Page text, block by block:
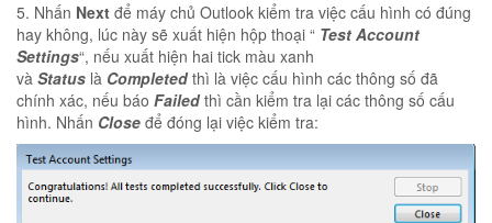
5. Nhấn Next để máy chủ Outlook kiểm tra việc cấu hình có đúng
hay không, lúc này sẽ xuất hiện hộp thoại “ Test Account
Settings“, nếu xuất hiện hai tick màu xanh
và Status là Completed thì là việc cấu hình các thông số đã
chính xác, nếu báo Failed thì cần kiểm tra lại các thông số cấu
hình. Nhấn Close để đóng lại việc kiểm tra: